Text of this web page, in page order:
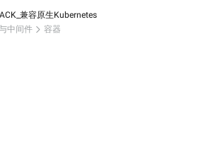
兼容原生Kubernetes
中间件 容器